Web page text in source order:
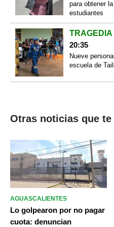
para obtener
estudiantes
TRAGEDIA
20:35
Nueve
escuela de
Otras noticias que
AGUASCALIENTES
Lo golpearon por no pagar
cuota: denuncian